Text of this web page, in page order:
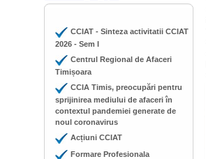
CCIAT - Sinteza activitatii CCIAT
2026 - Sem I
Centrul Regional de Afaceri
Timișoara
CCIA Timis, preocupări pentru
sprijinirea mediului de afaceri în
contextul pandemiei generate de
noul coronavirus
Acțiuni CCIAT
Formare Profesionala